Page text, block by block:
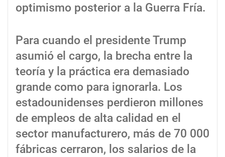
optimismo posterior a la Guerra Fría.
Para cuando el presidente Trump
asumió el cargo, la brecha entre la
teoría y la práctica era demasiado
grande como para ignorarla. Los
estadounidenses perdieron millones
de empleos de alta calidad en el
sector manufacturero, más de 70 000
fábricas cerraron, los salarios de la